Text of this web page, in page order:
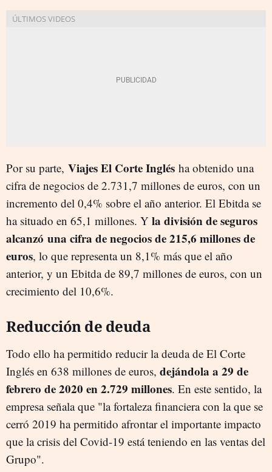
Por su parte, Viajes El Corte Inglés ha obtenido una
cifra de negocios de 2.731,7 millones de euros, con un
incremento del 0,4% sobre el año anterior. El Ebitda se
ha situado en 65,1 millones. Y la división de seguros
alcanzó una cifra de negocios de 215,6 millones de
euros, lo que representa un 8,1% más que el año
anterior, y un Ebitda de 89,7 millones de euros, con un
crecimiento del 10,6%.
Reducción de deuda
Todo ello ha permitido reducir la deuda de El Corte
Inglés en 638 millones de euros, dejándola a 29 de
febrero de 2020 en 2.729 millones. En este sentido, la
empresa señala que "la fortaleza financiera con la que se
cerró 2019 ha permitido afrontar el importante impacto
que la crisis del Covid-19 está teniendo en las ventas del
Grupo".